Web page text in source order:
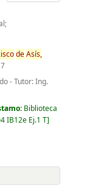
deAsís,
- Tutor: Ing.
Biblioteca
IB12e Ej.1 T